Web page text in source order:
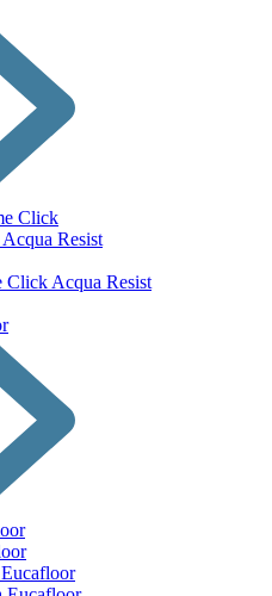
Click
Resist
Click Acqua Resist